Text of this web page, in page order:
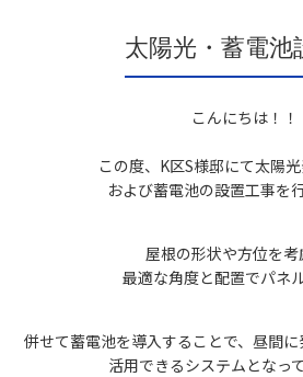
太陽光・蓄電池
こんにちは！！
この度、K区S様邸にて太陽
および蓄電池の設置工事を
屋根の形状や方位を考
最適な角度と配置でパネ
併せて蓄電池を導入することで、昼間
活用できるシステムとなっ